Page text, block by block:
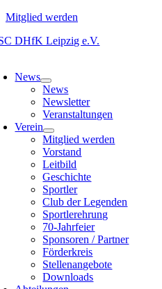
Mitglied werden
Zum
News
News
Newsletter
Veranstaltungen
Verein
Mitglied werden
Vorstand
Leitbild
Geschichte
Sportler
Club der Legenden
Sportlerehrung
70-Jahrfeier
Sponsoren / Partner
Förderkreis
Stellenangebote
Downloads